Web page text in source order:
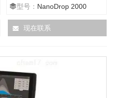
型号： NanoDrop 2000
现在联系